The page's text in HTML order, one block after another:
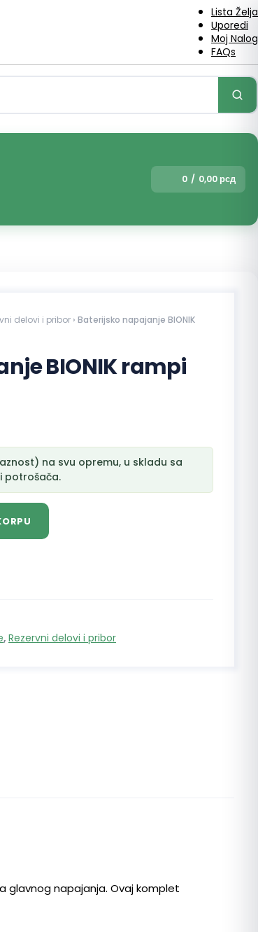
Lista Želja
Uporedi
Moj Nalog
FAQs
0 / 0,00 рсд
delovi i pribor › Baterijsko napajanje BIONIK
BIONIK rampi
na svu opremu, u skladu sa
potrošača.
, Rezervni delovi i pribor
glavnog napajanja. Ovaj komplet